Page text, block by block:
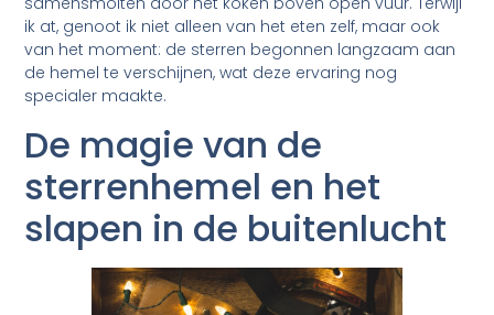
ik at, genoot ik niet alleen van het eten zelf, maar ook
van het moment: de sterren begonnen langzaam aan
de hemel te verschijnen, wat deze ervaring nog
specialer maakte.
De magie van de
sterrenhemel en het
slapen in de buitenlucht